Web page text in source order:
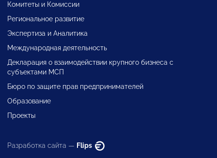
Комитеты и Комиссии
Региональное развитие
Экспертиза и Аналитика
Международная деятельность
Декларация о взаимодействии крупного бизнеса с
субъектами МСП
Бюро по защите прав предпринимателей
Образование
Проекты
Разработка сайта — Flips